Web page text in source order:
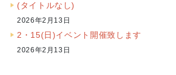
(タイトルなし)
2026年2月13日
2・15(日)イベント開催致します
2026年2月13日